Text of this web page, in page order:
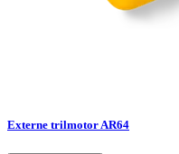
Externe trilmotor AR64